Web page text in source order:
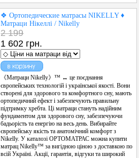
❖ Ортопедические матрасы NIKELLY ♦
Матраци Нікеллі / Nikelly
2 199
1 602 грн.
《Матраци Nikelly》™ ↔ це поєднання
європейських технологій і української якості. Вони
створені для здорового та комфортного сну, мають
ортопедичний ефект і забезпечують правильну
підтримку хребта. Ці матраци стануть надійним
фундаментом для здорового сну, забезпечуючи
бадьорість та енергію на весь день. Вибирайте
європейську якість та анатомічний комфорт з
Nikelly. У каталозі ОРТОМАТРАС можна купити
матрац Nikelly™ за вигідною ціною з доставкою по
всій Україні. Акції, гарантія, відгуки та широкий